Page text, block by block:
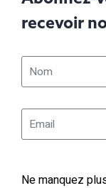
recevoir
Ne manquez